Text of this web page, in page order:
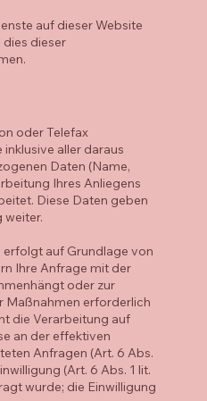
auf dieser Website
dies dieser
oder Telefax
aller daraus
Daten (Name,
Ihres Anliegens
Diese Daten geben
weiter.
erfolgt auf Grundlage von
Ihre Anfrage mit der
oder zur
Maßnahmen erforderlich
die Verarbeitung auf
an der effektiven
Anfragen (Art. 6 Abs.
(Art. 6 Abs. 1 lit.
wurde; die Einwilligung